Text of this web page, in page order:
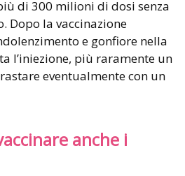
di 300 milioni di dosi senza
Dopo la vaccinazione
e gonfiore nella
l’iniezione, più raramente un
eventualmente con un
anche i